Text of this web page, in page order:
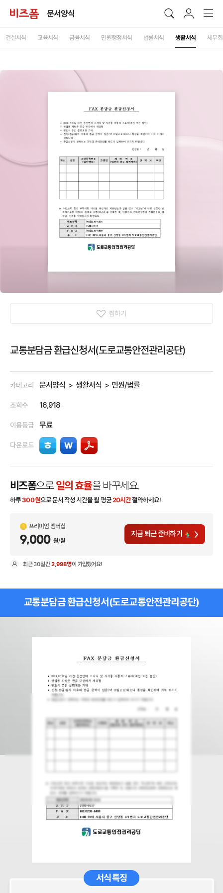
문서양식
건설서식 교육서식 금융서식 민원행정서식 법률서식 생활서식 세무
찜하기
교통분담금 환급신청서(도로교통안전관리공단)
카테고리 문서양식 생활서식 민원/법률
조회수 16,918
이용등급 무료
다운로드
비즈폼으로 일의 효율을 바꾸세요.
하루300원으로 문서 작성 시간을 월 평균20시간절약하세요!
프리미엄 멤버십
9,000 원/월
지금 퇴근 준비하기
최근30일간2,998명이 가입했어요!
교통분담금 환급신청서(도로교통안전관리공단)
서식 특징